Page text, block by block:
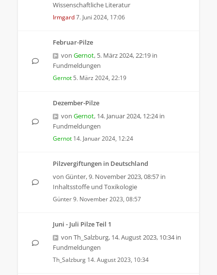
Wissenschaftliche Literatur
Irmgard7. Juni 2024, 17:06
Februar-Pilze
von Gernot, 5. März 2024, 22:19 in
Fundmeldungen
Gernot 5. März 2024, 22:19
Dezember-Pilze
von Gernot, 14. Januar 2024, 12:24in
Fundmeldungen
Gernot 14. Januar 2024, 12:24
Pilzvergiftungen in Deutschland
von Günter,9. November 2023, 08:57 in
Inhaltsstoffe und Toxikologie
Günter9. November 2023, 08:57
Juni - Juli Pilze Teil 1
von Th_Salzburg, 14. August 2023, 10:34in
Fundmeldungen
Th_Salzburg 14. August 2023, 10:34